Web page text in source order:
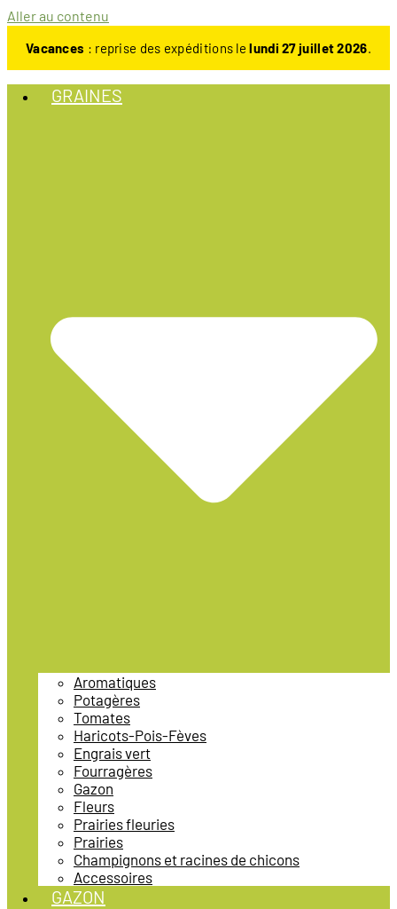
Aller au contenu
Vacances : reprise des expéditions lelundi 27 juillet 2026.
GRAINES
Aromatiques
Potagères
Tomates
Haricots-Pois-Fèves
Engrais vert
Fourragères
Gazon
Fleurs
Prairies fleuries
Prairies
Champignons et racines de chicons
Accessoires
GAZON